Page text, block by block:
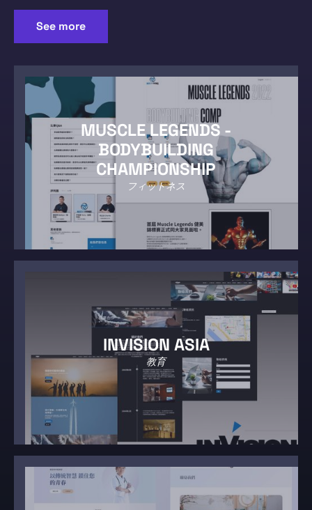
See more
MUSCLE LEGENDS -
BODYBUILDING
CHAMPIONSHIP
フィットネス
INVISION ASIA
教育